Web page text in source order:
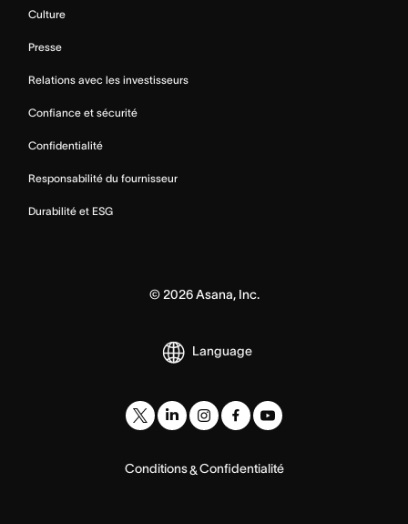
Culture
Presse
Relations avec les investisseurs
Confiance et sécurité
Confidentialité
Responsabilité du fournisseur
Durabilité et ESG
© 2026Asana, Inc.
Language
Conditions&Confidentialité